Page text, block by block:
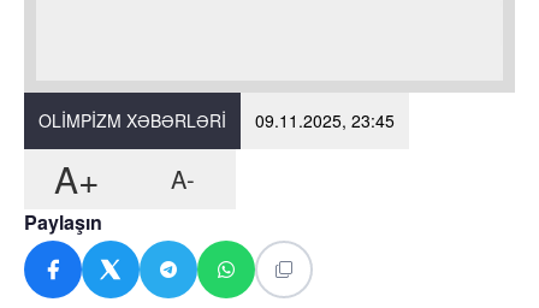
OLIMPIZM XƏBƏRLƏRI 09.11.2025, 23:45
A+ A-
Paylaşın